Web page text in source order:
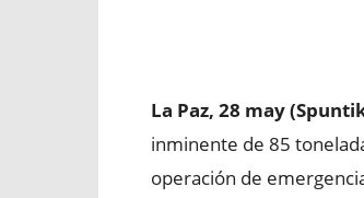
La Paz, 28 may
inminente de 85
operación de